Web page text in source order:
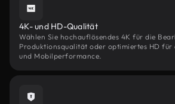
4K- und HD-Qualität
Wählen Sie hochauflösendes 4K für die
Produktionsqualität oder optimiertes HD für
und Mobilperformance.